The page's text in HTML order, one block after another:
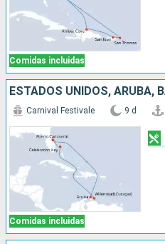
Comidas incluidas
ESTADOS UNIDOS, ARUBA,
Comidas incluidas
Carnival Festivale 9 d